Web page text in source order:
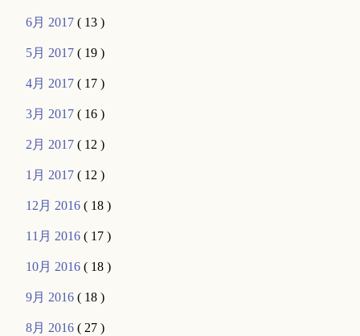
6月 2017( 13 )
5月 2017( 19 )
4月 2017( 17 )
3月 2017( 16 )
2月 2017( 12 )
1月 2017( 12 )
12月 2016( 18 )
11月 2016( 17 )
10月 2016( 18 )
9月 2016( 18 )
8月 2016( 27 )